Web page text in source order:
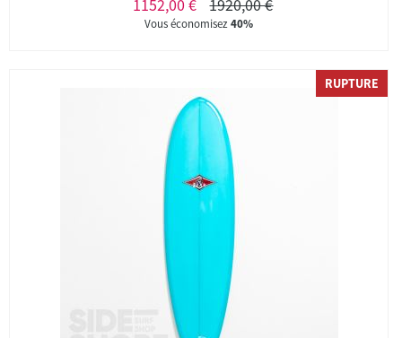
1152,00 € 1920,00 €
Vous économisez40%
RUPTURE